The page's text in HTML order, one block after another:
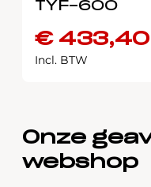
TYF-600
€433,40
Incl. BTW
Onze
webshop